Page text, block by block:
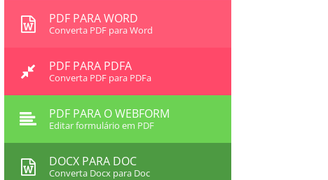
PDF PARA WORD
Converta PDF para Word
PDF PARA PDFA
Converta PDF para PDFa
PDF PARA O WEBFORM
Editar formulário em PDF
DOCX PARA DOC
Converta Docx para Doc